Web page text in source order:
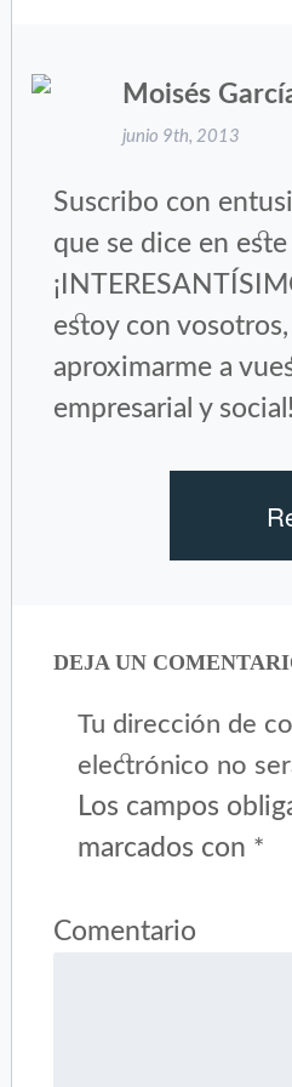
Moisés
junio 9th, 2013
Suscribo con
que se dice en
estoy con
aproximarme a
empresarial y
DEJA UN
Tu dirección de
electrónico no
Los campos
marcados con *
Comentario